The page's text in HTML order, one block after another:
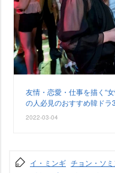
友情・恋愛・仕事を描く“
の人必見のおすすめ韓ドラ
2022-03-04
イ・ミンギ チョン・ソミ